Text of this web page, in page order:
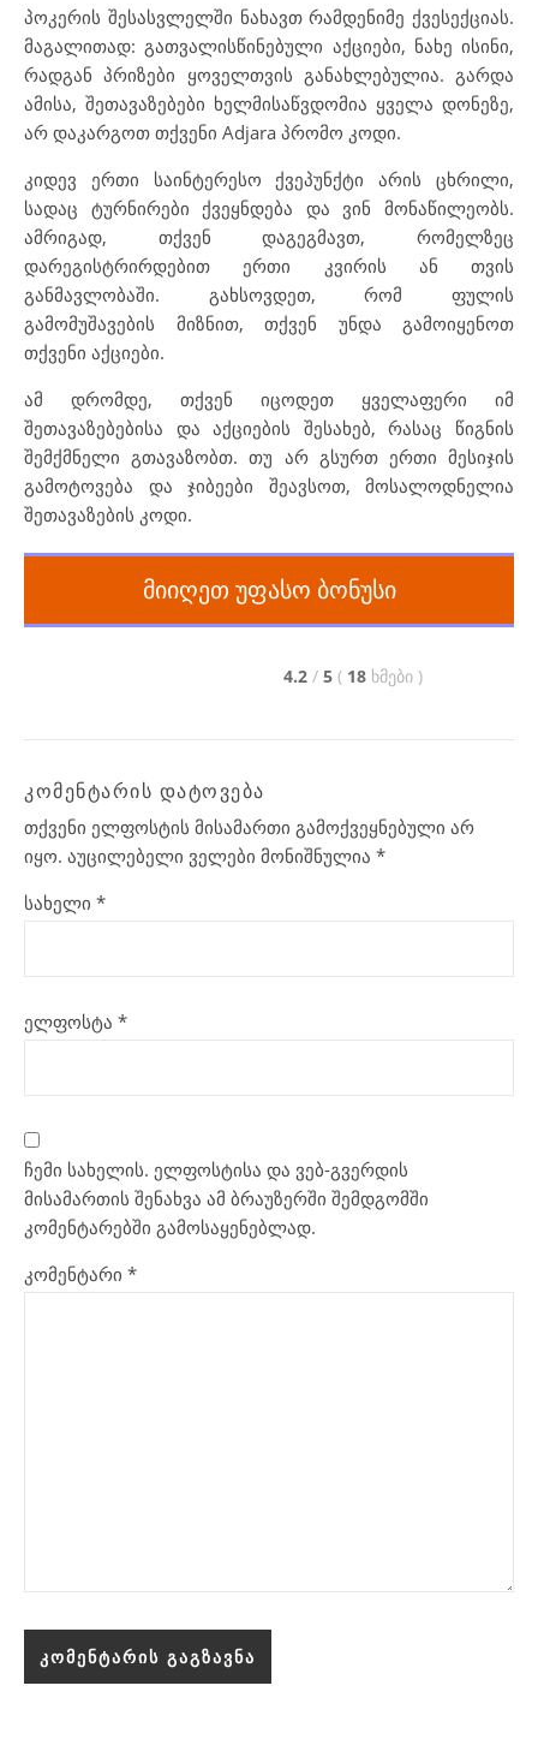
პოკერის შესასვლელში ნახავთ რამდენიმე ქვესექციას.
მაგალითად: გათვალისწინებული აქციები, ნახე ისინი,
რადგან პრიზები ყოველთვის განახლებულია. გარდა
ამისა, შეთავაზებები ხელმისაწვდომია ყველა დონეზე,
არ დაკარგოთ თქვენი Adjara პრომო კოდი.
კიდევ ერთი საინტერესო ქვეპუნქტი არის ცხრილი,
სადაც ტურნირები ქვეყნდება და ვინ მონაწილეობს.
ამრიგად, თქვენ დაგეგმავთ, რომელზეც
დარეგისტრირდებით ერთი კვირის ან თვის
განმავლობაში. გახსოვდეთ, რომ ფულის
გამომუშავების მიზნით, თქვენ უნდა გამოიყენოთ
თქვენი აქციები.
ამ დრომდე, თქვენ იცოდეთ ყველაფერი იმ
შეთავაზებებისა და აქციების შესახებ, რასაც წიგნის
შემქმნელი გთავაზობთ. თუ არ გსურთ ერთი მესიჯის
გამოტოვება და ჯიბეები შეავსოთ, მოსალოდნელია
შეთავაზების კოდი.
მიიღეთ უფასო ბონუსი
4.2 / 5 ( 18 ხმები )
ᲙᲝᲛᲔᲜᲢᲐᲠᲘᲡ ᲓᲐᲢᲝᲕᲔᲑᲐ
თქვენი ელფოსტის მისამართი გამოქვეყნებული არ
იყო. აუცილებელი ველები მონიშნულია *
სახელი *
ელფოსტა *
ჩემი სახელის. ელფოსტისა და ვებ-გვერდის
მისამართის შენახვა ამ ბრაუზერში შემდგომში
კომენტარებში გამოსაყენებლად.
კომენტარი *